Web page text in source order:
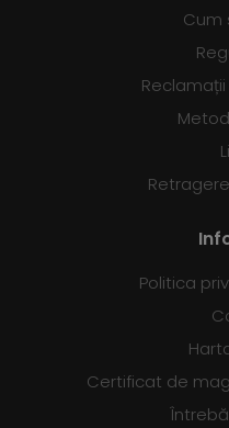
Cum
Politica
Certificat de